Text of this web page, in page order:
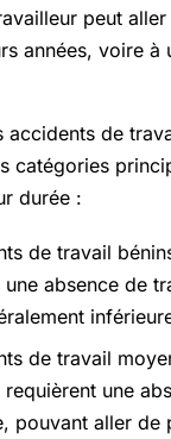
peut
années, voire à
accidents de
catégories
durée :
de travail
une absence de
de travail
une
pouvant aller de